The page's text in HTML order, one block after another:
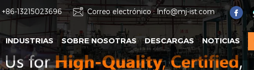
+86-13215023696 Correo electrónico :Info@mj-ist.com
INDUSTRIAS SOBRE NOSOTRAS DESCARGAS NOTICIAS